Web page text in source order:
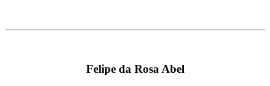
Felipe da Rosa Abel